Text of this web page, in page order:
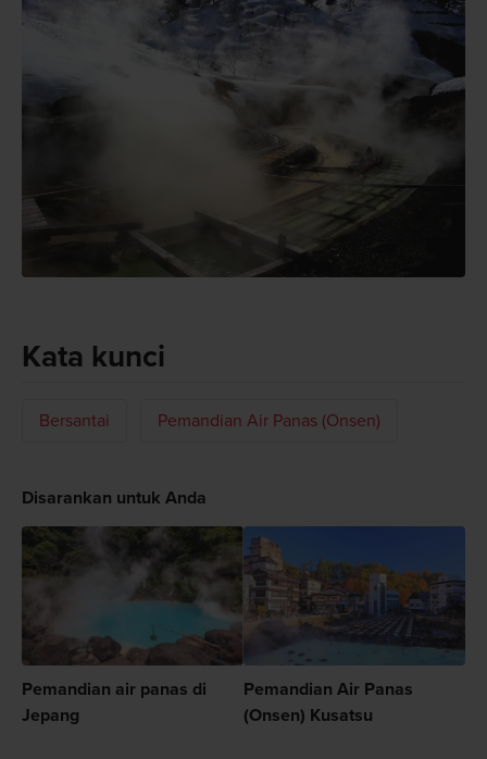
Kata kunci
Bersantai Pemandian Air Panas (Onsen)
Disarankan untuk Anda
Pemandian air panas di
Jepang
Pemandian Air Panas
(Onsen) Kusatsu